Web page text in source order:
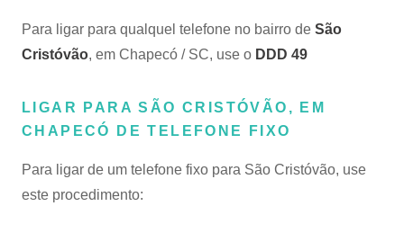
Para ligar para qualquel telefone no bairro de São
Cristóvão, em Chapecó / SC, use o DDD 49
LIGAR PARA SÃO CRISTÓVÃO, EM
CHAPECÓ DE TELEFONE FIXO
Para ligar de um telefone fixo para São Cristóvão, use
este procedimento: